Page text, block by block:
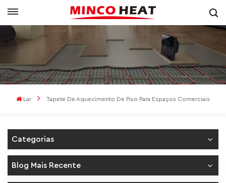
Lar Tapete De Aquecimento De Piso Para Espaços Comerciais
Categorias
Blog Mais Recente